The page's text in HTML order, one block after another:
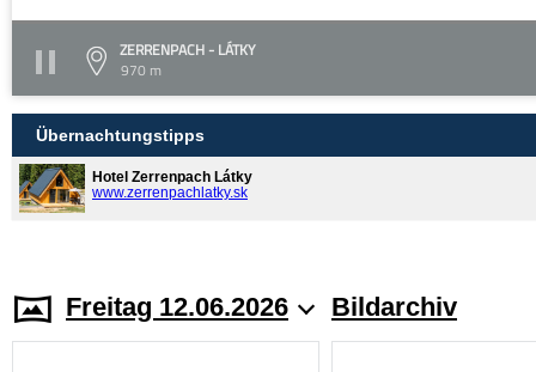
ZERRENPACH - LÁTKY
970 m
Übernachtungstipps
Hotel Zerrenpach Látky
www.zerrenpachlatky.sk
Freitag 12.06.2026 Bildarchiv